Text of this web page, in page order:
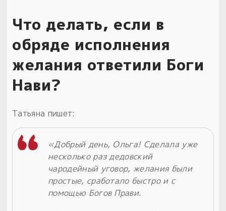
Пыльный сундучок
большое обновление
Товары со скидкой
Новинки
Товары недели
Безоплатная доставка
на заказ от 4 тыс. руб. со скидкой
Оберег в подарок
к заказу от 3 тыс. руб.
Что делать, если в
обряде исполнения
желания ответили Боги
Нави?
Татьяна пишет:
«Добрый день, Ольга! Сделала уже
несколько раз дедовский
чародейный уговор, желания были
простые, сработало быстро и с
помощью Богов Прави.